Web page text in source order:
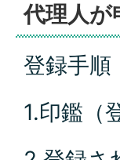
代理人が
登録手順
1.印鑑（